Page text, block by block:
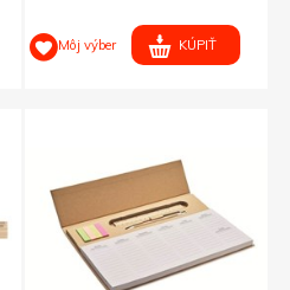
Môj výber KÚPIŤ